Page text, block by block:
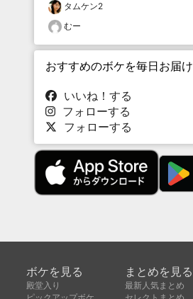
タムケン2
むー
おすすめのボケを毎日お届け
いいね！する
フォローする
フォローする
ボケを見る
殿堂入り
まとめを見る
最新人気まとめ